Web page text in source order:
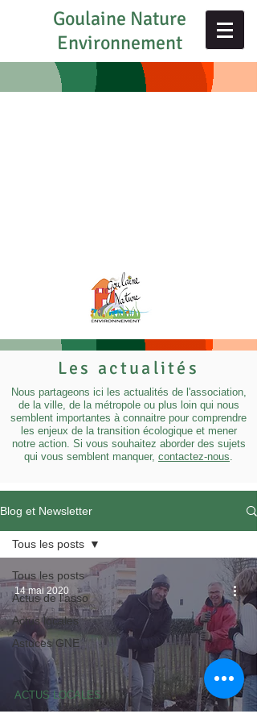
Goulaine Nature
Environnement
Les actualités
Nous partageons ici les actualités de l'association,
de la ville, de la métropole ou plus loin qui nous
semblent importantes à connaitre pour comprendre
les enjeux de la transition écologique et mener
notre action. Si vous souhaitez aborder des sujets
qui vous semblent manquer, contactez-nous.
Blog et Newsletter
Tous les posts
Actus de l'asso
Actus locales
Astuces GNE
Tous les posts
ACTUS LOCALES
14 mai 2020